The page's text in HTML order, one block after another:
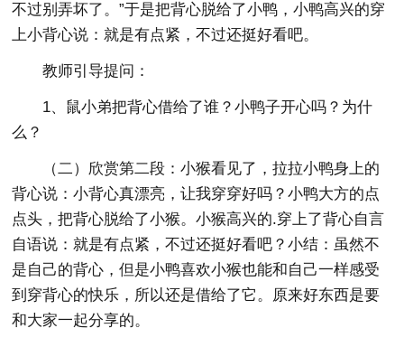
不过别弄坏了。”于是把背心脱给了小鸭，小鸭高兴的穿
上小背心说：就是有点紧，不过还挺好看吧。
教师引导提问：
1、鼠小弟把背心借给了谁？小鸭子开心吗？为什
么？
（二）欣赏第二段：小猴看见了，拉拉小鸭身上的
背心说：小背心真漂亮，让我穿穿好吗？小鸭大方的点
点头，把背心脱给了小猴。小猴高兴的.穿上了背心自言
自语说：就是有点紧，不过还挺好看吧？小结：虽然不
是自己的背心，但是小鸭喜欢小猴也能和自己一样感受
到穿背心的快乐，所以还是借给了它。原来好东西是要
和大家一起分享的。